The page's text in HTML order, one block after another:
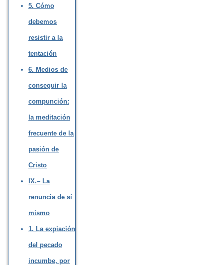
5. Cómo
debemos
resistir a la
tentación
6. Medios de
conseguir la
compunción:
la meditación
frecuente de la
pasión de
Cristo
IX.– La
renuncia de sí
mismo
1. La expiación
del pecado
incumbe, por